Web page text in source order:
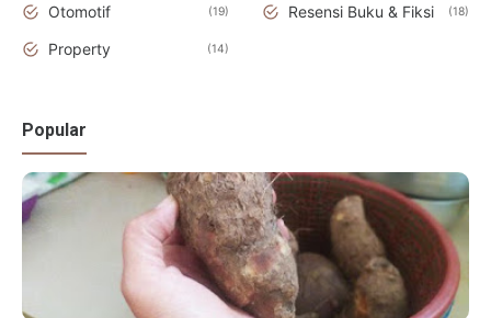
Otomotif 19 Resensi Buku & Fiksi 18
Property 14
Popular